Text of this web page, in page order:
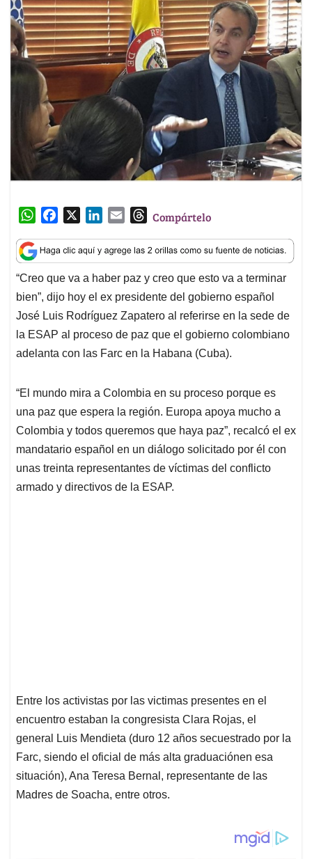
W
a
t
s
A
p
p
c
e
b
o
o
k
n
k
e
d
I
n
a
i
l
T
r
e
a
d
s
Compártelo
“Creo que va a haber paz y creo que esto va a terminar
bien”, dijo hoy el ex presidente del gobierno español
José Luis Rodríguez Zapatero al referirse en la sede de
la ESAP al proceso de paz que el gobierno colombiano
adelanta con las Farc en la Habana (Cuba).
“El mundo mira a Colombia en su proceso porque es
una paz que espera la región. Europa apoya mucho a
Colombia y todos queremos que haya paz”, recalcó el ex
mandatario español en un diálogo solicitado por él con
unas treinta representantes de víctimas del conflicto
armado y directivos de la ESAP.
Entre los activistas por las victimas presentes en el
encuentro estaban la congresista Clara Rojas, el
general Luis Mendieta (duro 12 años secuestrado por la
Farc, siendo el oficial de más alta graduaciónen esa
situación), Ana Teresa Bernal, representante de las
Madres de Soacha, entre otros.